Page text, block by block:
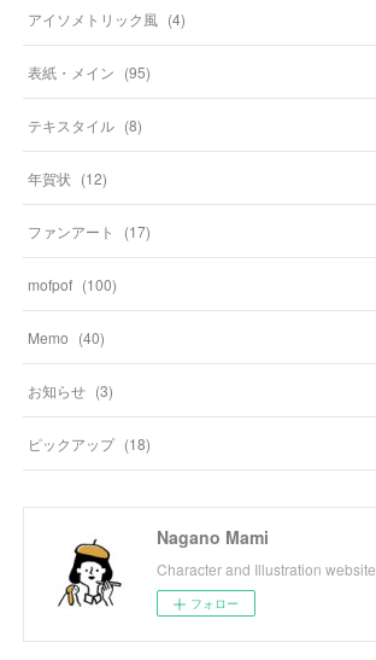
アイソメトリック風 (4)
表紙・メイン (95)
テキスタイル (8)
年賀状 (12)
ファンアート (17)
mofpof (100)
Memo (40)
お知らせ (3)
ピックアップ (18)
Nagano Mami
Character and Illustration website
フォロー